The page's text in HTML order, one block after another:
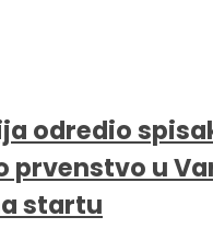
odredio
prvenstvo u
startu